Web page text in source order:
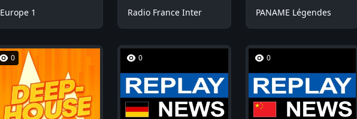
Europe 1 Radio France Inter PANAME Légendes
0 0 0